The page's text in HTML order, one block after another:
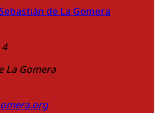
de La Gomera
La Gomera